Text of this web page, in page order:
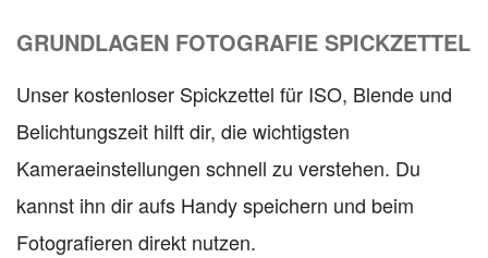
GRUNDLAGEN FOTOGRAFIE SPICKZETTEL
Unser kostenloser Spickzettel für ISO, Blende und
Belichtungszeit hilft dir, die wichtigsten
Kameraeinstellungen schnell zu verstehen. Du
kannst ihn dir aufs Handy speichern und beim
Fotografieren direkt nutzen.